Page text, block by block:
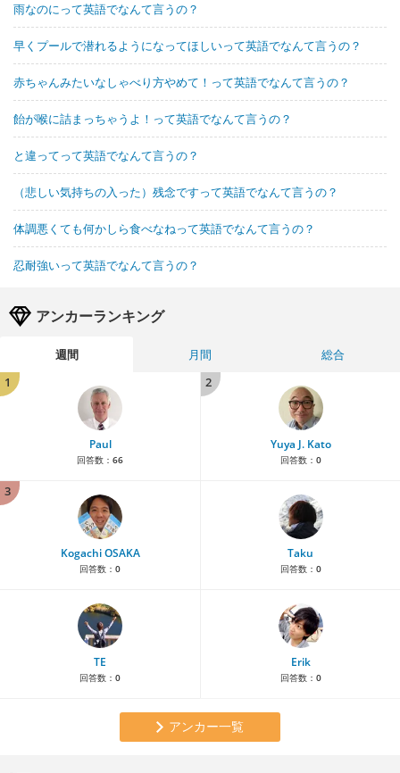
雨なのにって英語でなんて言うの？
早くプールで潜れるようになってほしいって英語でなんて言うの？
赤ちゃんみたいなしゃべり方やめて！って英語でなんて言うの？
飴が喉に詰まっちゃうよ！って英語でなんて言うの？
と違ってって英語でなんて言うの？
（悲しい気持ちの入った）残念ですって英語でなんて言うの？
体調悪くても何かしら食べなねって英語でなんて言うの？
忍耐強いって英語でなんて言うの？
アンカーランキング
週間 月間
総合
1
Paul
回答数： 66
2
Yuya J. Kato
回答数： 0
3
Kogachi OSAKA
回答数： 0
Taku
回答数： 0
TE
回答数： 0
Erik
回答数： 0
アンカー一覧